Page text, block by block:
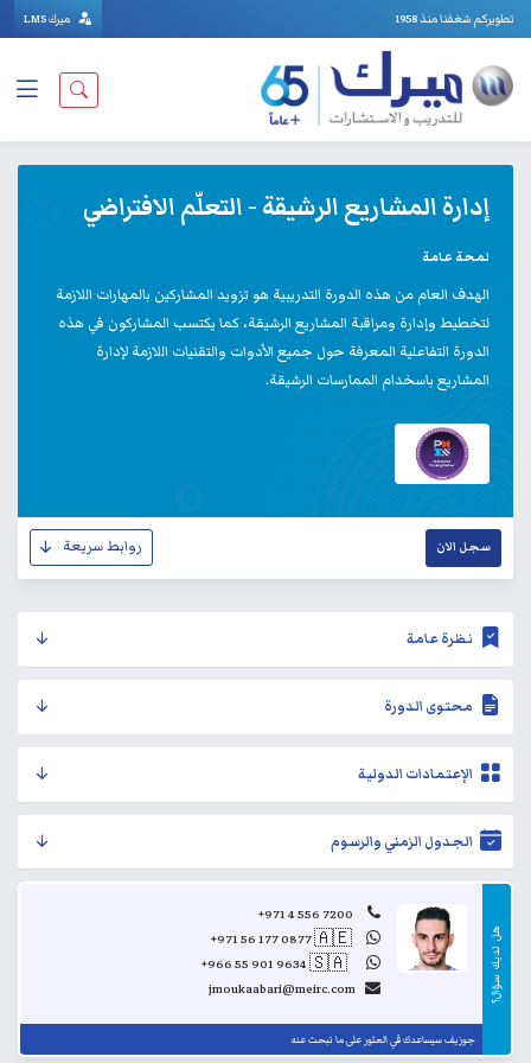
تطويركم شغفنا منذ 1958 ميرك LMS
إدارة المشاريع الرشيقة - التعلّم الافتراضي
لمحة عامة
الهدف العام من هذه الدورة التدريبية هو تزويد المشاركين بالمهارات اللازمة
لتخطيط وإدارة ومراقبة المشاريع الرشيقة، كما يكتسب المشاركون في هذه
الدورة التفاعلية المعرفة حول جميع الأدوات والتقنيات اللازمة لإدارة
المشاريع باسخدام الممارسات الرشيقة.
روابط سريعة سجل الان
نظرة عامة
محتوى الدورة
الإعتمادات الدولية
الجدول الزمني والرسوم
هل
لديك
سؤال؟
+971 4 556 7200
+971 56 177 0877🇦🇪
+966 55 901 9634🇸🇦
jmoukaabari@meirc.com
جوزيف سيساعدك في العثور على ما تبحث عنه